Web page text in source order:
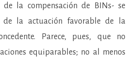
la compensación de BINs- se
la actuación favorable de la
Parece, pues, que no
equiparables; no al menos